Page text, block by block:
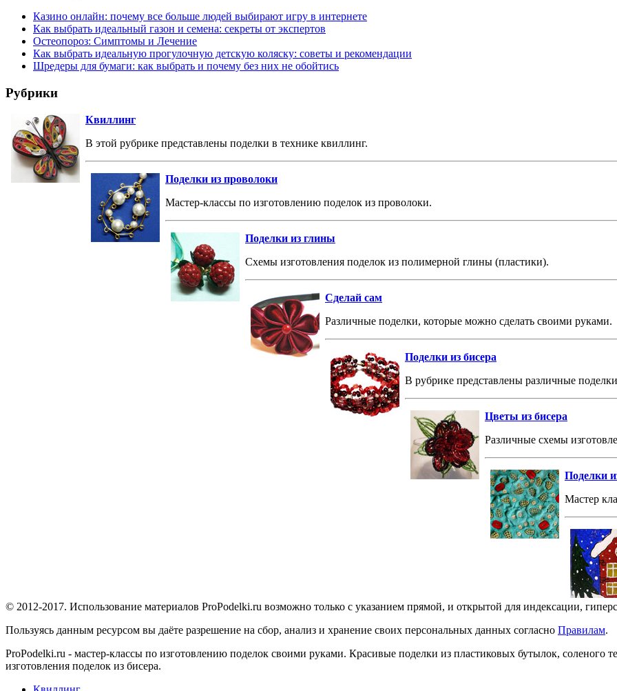
Казино онлайн: почему все больше людей выбирают игру в интернете
Как выбрать идеальный газон и семена: секреты от экспертов
Остеопороз: Симптомы и Лечение
Как выбрать идеальную прогулочную детскую коляску: советы и рекомендации
Шредеры для бумаги: как выбрать и почему без них не обойтись
Рубрики
Квиллинг
В этой рубрике представлены поделки в технике квиллинг.
Поделки из проволоки
Мастер-классы по изготовлению поделок из проволоки.
Поделки из глины
Схемы изготовления поделок из полимерной глины (пластики).
Сделай сам
Различные поделки, которые можно сделать своими руками.
Поделки из бисера
В рубрике представлены различные
Цветы из бисера
Различные схемы
Поделки
Мастер
© 2012-2017. Использование материалов ProPodelki.ru возможно только с указанием прямой, и открытой для индексации,
Пользуясь данным ресурсом вы даёте разрешение на сбор, анализ и хранение своих персональных данных согласно Правилам.
ProPodelki.ru - мастер-классы по изготовлению поделок своими руками. Красивые поделки из пластиковых бутылок,
изготовления поделок из бисера.